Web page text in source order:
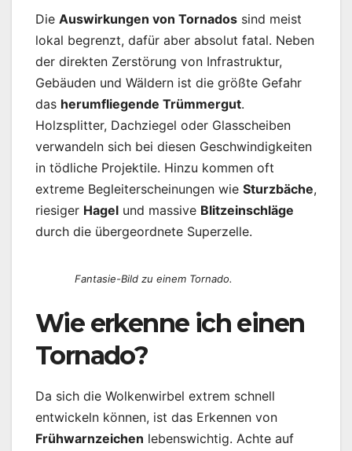
Die Auswirkungen von Tornados sind meist
lokal begrenzt, dafür aber absolut fatal. Neben
der direkten Zerstörung von Infrastruktur,
Gebäuden und Wäldern ist die größte Gefahr
das herumfliegende Trümmergut.
Holzsplitter, Dachziegel oder Glasscheiben
verwandeln sich bei diesen Geschwindigkeiten
in tödliche Projektile. Hinzu kommen oft
extreme Begleiterscheinungen wie Sturzbäche,
riesiger Hagel und massive Blitzeinschläge
durch die übergeordnete Superzelle.
Fantasie-Bild zu einem Tornado.
Wie erkenne ich einen
Tornado?
Da sich die Wolkenwirbel extrem schnell
entwickeln können, ist das Erkennen von
Frühwarnzeichen lebenswichtig. Achte auf